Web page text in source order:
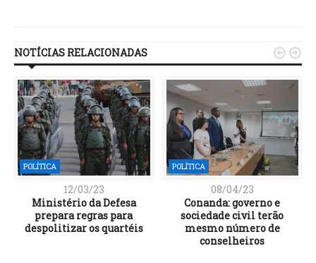
NOTÍCIAS RELACIONADAS
POLÍTICA
12/03/23
Ministério da Defesa
prepara regras para
despolitizar os quartéis
POLÍTICA
08/04/23
Conanda: governo e
sociedade civil terão
mesmo número de
conselheiros
 